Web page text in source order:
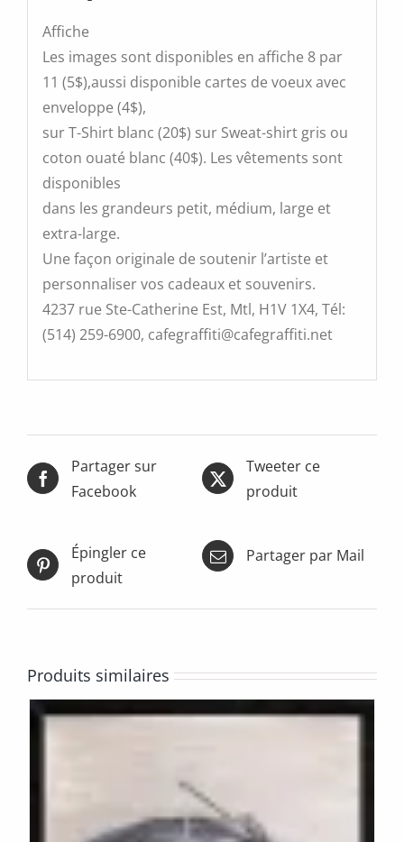
Affiche
Les images sont disponibles en affiche 8 par
11 (5$),aussi disponible cartes de voeux avec
enveloppe (4$),
sur T-Shirt blanc (20$) sur Sweat-shirt gris ou
coton ouaté blanc (40$). Les vêtements sont
disponibles
dans les grandeurs petit, médium, large et
extra-large.
Une façon originale de soutenir l’artiste et
personnaliser vos cadeaux et souvenirs.
4237 rue Ste-Catherine Est, Mtl, H1V 1X4, Tél:
(514) 259-6900, cafegraffiti@cafegraffiti.net
Partager sur
Facebook
Tweeter ce
produit
Épingler ce
produit
Partager par Mail
Produits similaires